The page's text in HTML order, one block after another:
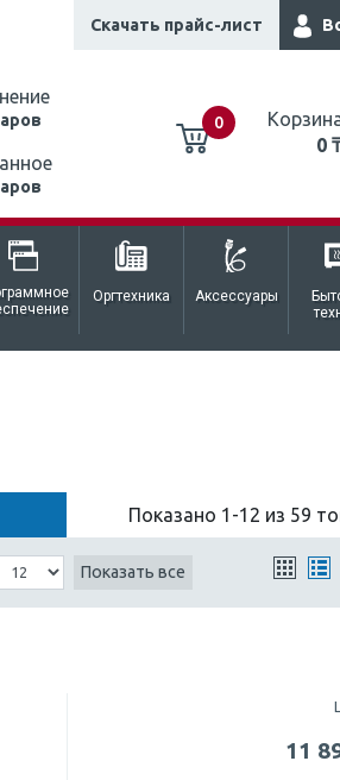
Скачать прайс-лист
0
0
0 ₸
Оргтехника Аксессуары
Показано 1-12 из 59
Показать все
11